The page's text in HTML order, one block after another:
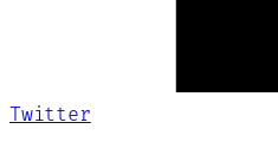
Twitter